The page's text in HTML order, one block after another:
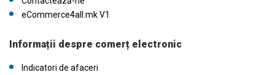
eCommerce4all.mk V1
Informații despre comerț electronic
Indicatori de afaceri